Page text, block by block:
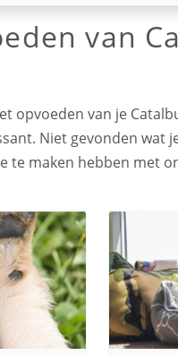
van
opvoeden van je
Niet gevonden wat
te maken hebben met